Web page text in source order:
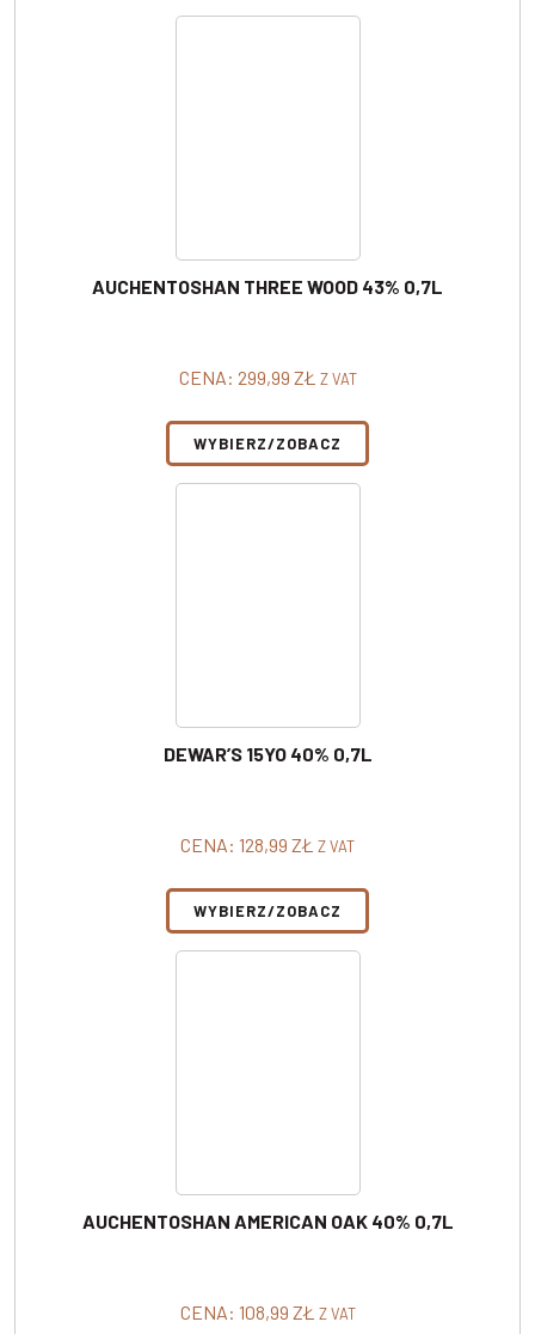
AUCHENTOSHAN THREE WOOD 43% 0,7L
CENA: 299,99 ZŁ Z VAT
WYBIERZ/ZOBACZ
DEWAR’S 15YO 40% 0,7L
CENA: 128,99 ZŁ Z VAT
WYBIERZ/ZOBACZ
AUCHENTOSHAN AMERICAN OAK 40% 0,7L
CENA: 108,99 ZŁ Z VAT